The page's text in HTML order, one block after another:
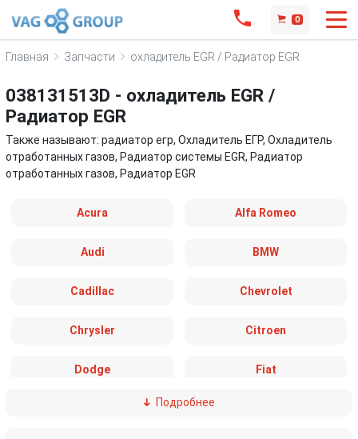
0
Главная Запчасти охладитель EGR / Радиатор EGR
038131513D - охладитель EGR /
Радиатор EGR
Также называют: радиатор егр, Охладитель ЕГР, Охладитель
отработанных газов, Радиатор системы EGR, Радиатор
отработанных газов, Радиатор EGR
Acura Alfa Romeo
Audi BMW
Cadillac Chevrolet
Chrysler Citroen
Dodge Fiat
Подробнее